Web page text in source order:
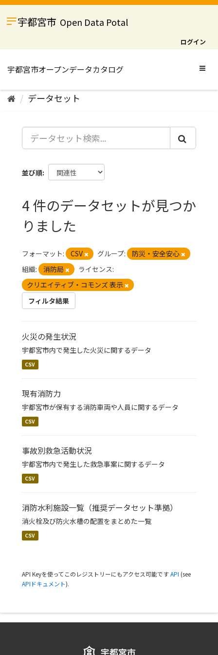
ス
宇都宮市 Open Data Potal
ログイン
データセット
並び順
4 件のデータセットが見つか
りました
フォーマット: CSV グループ:
防災・安全安心
組織:
消防局
ライセンス:
クリエイティブ・コモンズ 表示
フィルタ結果
火災の発生状況
宇都宮市内で発生した火災に関するデータ
CSV
現有消防力
宇都宮市が保有する消防車両や人員に関するデータ
CSV
事故別救急活動状況
宇都宮市内で発生した救急事案に関するデータ
CSV
消防水利施設一覧（推奨データセット準拠）
消火栓及び防火水槽の配置をまとめた一覧
CSV
API Keyを使ってこのレジストリーにもアクセス可能ですAPI (see
APIドキュメント).